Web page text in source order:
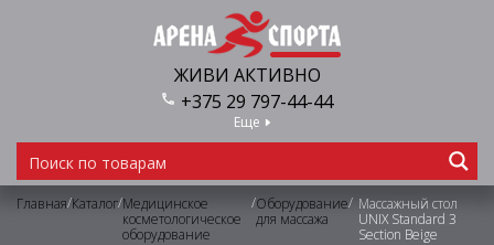
ЖИВИ АКТИВНО
+375 29 797-44-44
Еще
Главная/Каталог/Медицинское
косметологическое
оборудование
/Оборудование
для массажа
/ Массажный стол
UNIX Standard 3
Section Beige